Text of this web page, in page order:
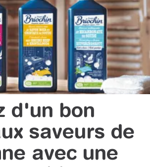
d'un bon
saveurs de
avec une